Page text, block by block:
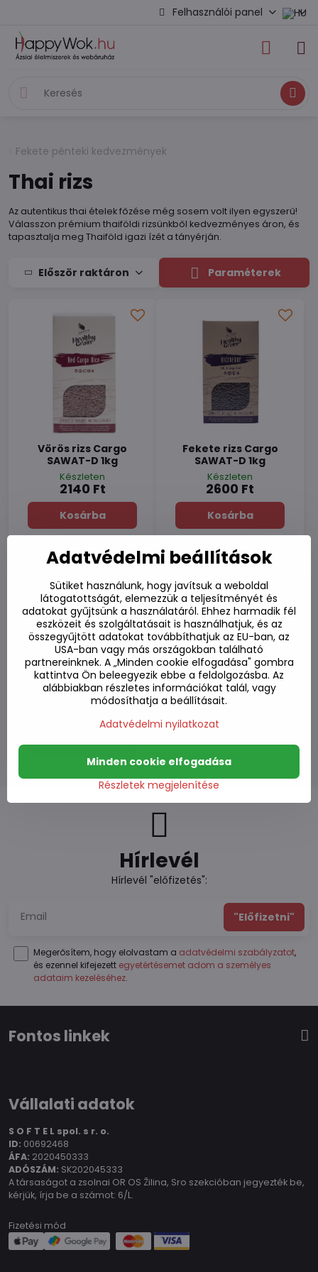
Felhasználói panel
Keresés
Fekete pénteki kedvezmények
Thai rizs
Az autentikus thai ételek főzése még sosem volt ilyen egyszerű!
Válasszon prémium thaiföldi rizsünkből kedvezményes áron, és
tapasztalja meg Thaiföld igazi ízét a tányérján.
Először raktáron Paraméterek
Vörös rizs Cargo
SAWAT-D 1kg
Készleten
2140 Ft
Kosárba
Fekete rizs Cargo
SAWAT-D 1kg
Készleten
2600 Ft
Kosárba
Rizs 3 fajta 1kg
Elfogyott
2080 Ft
Megjeleníteni
Hírlevél
Hírlevél "előfizetés":
"Előfizetni"
Megerősítem, hogy elolvastam a adatvédelmi szabályzatot,
és ezennel kifejezett egyetértésemet adom a személyes
adataim kezeléséhez.
Fontos linkek
Vállalati adatok
S O F T E L spol. s r. o.
ID: 00692468
ÁFA: 2020450333
ADÓSZÁM: SK202045333
A társaságot a zsolnai OR OS Žilina, Sro szekcióban jegyezték be,
kérjük, írja be a számot: 6/L.
Fizetési mód
Adatvédelmi beállítások
Sütiket használunk, hogy javítsuk a weboldal
látogatottságát, elemezzük a teljesítményét és
adatokat gyűjtsünk a használatáról. Ehhez harmadik fél
eszközeit és szolgáltatásait is használhatjuk, és az
összegyűjtött adatokat továbbíthatjuk az EU-ban, az
USA-ban vagy más országokban található
partnereinknek. A „Minden cookie elfogadása" gombra
kattintva Ön beleegyezik ebbe a feldolgozásba. Az
alábbiakban részletes információkat talál, vagy
módosíthatja a beállításait.
Adatvédelmi nyilatkozat
Részletek megjelenítése
Minden cookie elfogadása